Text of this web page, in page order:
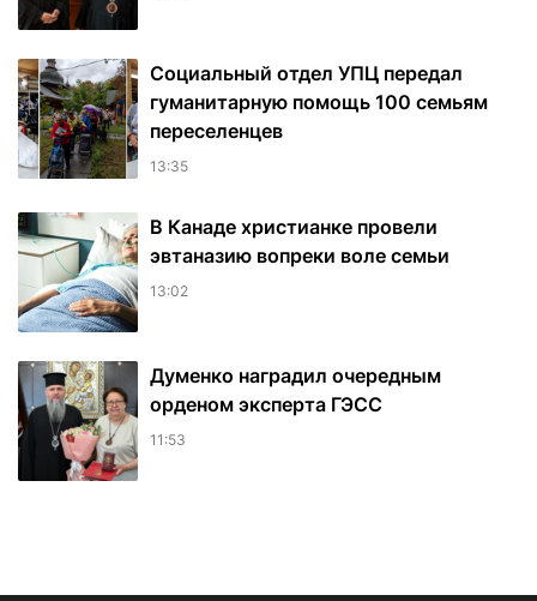
Социальный отдел УПЦ передал
гуманитарную помощь 100 семьям
переселенцев
13:35
В Канаде христианке провели
эвтаназию вопреки воле семьи
13:02
Думенко наградил очередным
орденом эксперта ГЭСС
11:53